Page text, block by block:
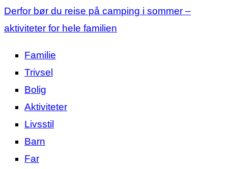
Derfor bør du reise på camping i sommer –
aktiviteter for hele familien
Familie
Trivsel
Bolig
Aktiviteter
Livsstil
Barn
Far